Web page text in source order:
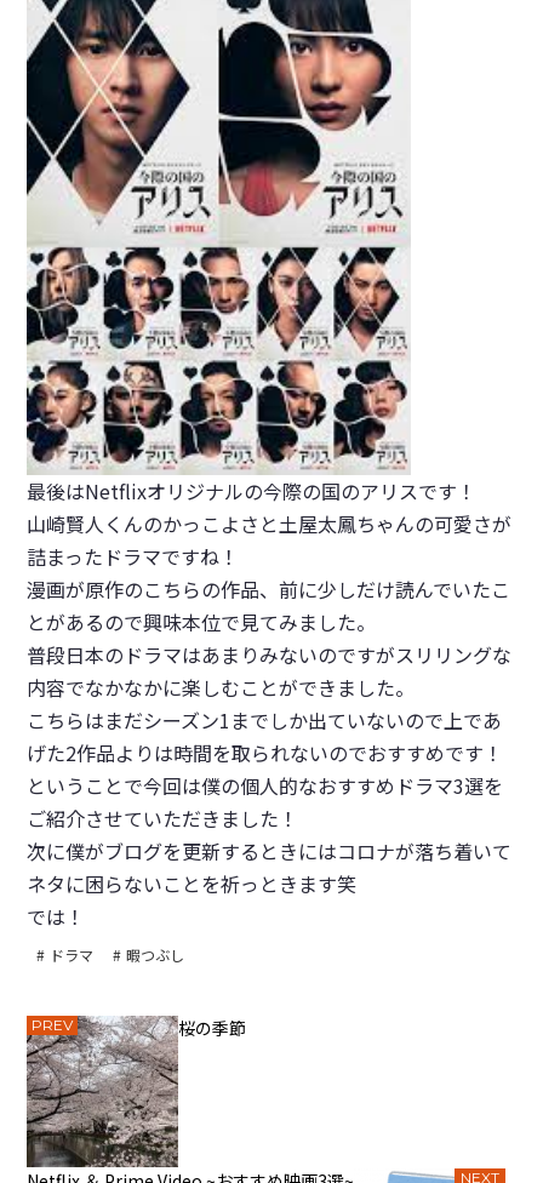
最後はNetflixオリジナルの今際の国のアリスです！
山崎賢人くんのかっこよさと土屋太鳳ちゃんの可愛さが
詰まったドラマですね！
漫画が原作のこちらの作品、前に少しだけ読んでいたこ
とがあるので興味本位で見てみました。
普段日本のドラマはあまりみないのですがスリリングな
内容でなかなかに楽しむことができました。
こちらはまだシーズン1までしか出ていないので上であ
げた2作品よりは時間を取られないのでおすすめです！
ということで今回は僕の個人的なおすすめドラマ3選を
ご紹介させていただきました！
次に僕がブログを更新するときにはコロナが落ち着いて
ネタに困らないことを祈っときます笑
では！
ドラマ 暇つぶし
PREV 桜の季節
NEXT